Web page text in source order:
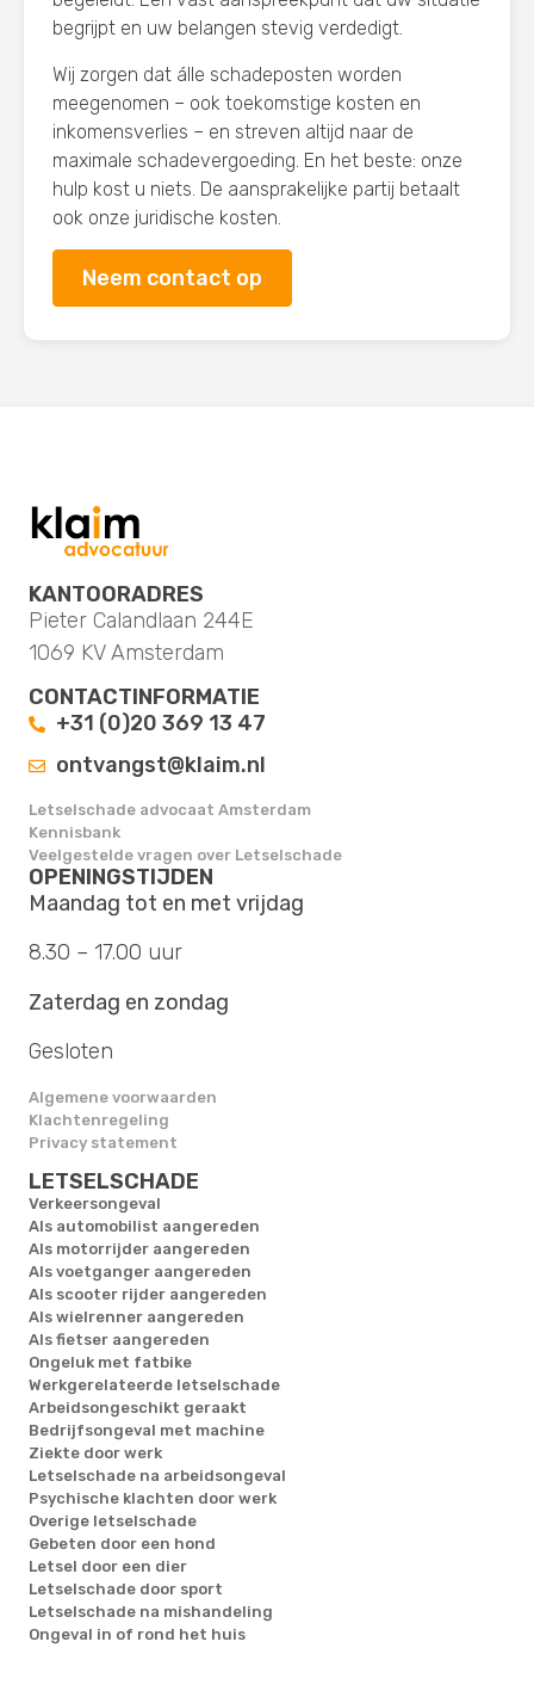
begrijpt en uw belangen stevig verdedigt.
Wij zorgen dat álle schadeposten worden
meegenomen – ook toekomstige kosten en
inkomensverlies – en streven altijd naar de
maximale schadevergoeding. En het beste: onze
hulp kost u niets. De aansprakelijke partij betaalt
ook onze juridische kosten.
Neem contact op
KANTOORADRES
Pieter Calandlaan 244E
1069 KV Amsterdam
CONTACTINFORMATIE
+31 (0)20 369 13 47
ontvangst@klaim.nl
Letselschade advocaat Amsterdam
Kennisbank
Veelgestelde vragen over Letselschade
OPENINGSTIJDEN
Maandag tot en met vrijdag
8.30 – 17.00 uur
Zaterdag en zondag
Gesloten
Algemene voorwaarden
Klachtenregeling
Privacy statement
LETSELSCHADE
Verkeersongeval
Als automobilist aangereden
Als motorrijder aangereden
Als voetganger aangereden
Als scooter rijder aangereden
Als wielrenner aangereden
Als fietser aangereden
Ongeluk met fatbike
Werkgerelateerde letselschade
Arbeidsongeschikt geraakt
Bedrijfsongeval met machine
Ziekte door werk
Letselschade na arbeidsongeval
Psychische klachten door werk
Overige letselschade
Gebeten door een hond
Letsel door een dier
Letselschade door sport
Letselschade na mishandeling
Ongeval in of rond het huis